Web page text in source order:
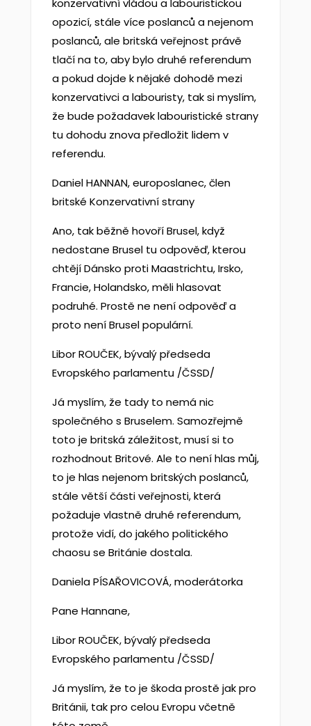
konzervativní vládou a labouristickou
opozicí, stále více poslanců a nejenom
poslanců, ale britská veřejnost právě
tlačí na to, aby bylo druhé referendum
a pokud dojde k nějaké dohodě mezi
konzervativci a labouristy, tak si myslím,
že bude požadavek labouristické strany
tu dohodu znova předložit lidem v
referendu.
Daniel HANNAN, europoslanec, člen
britské Konzervativní strany
Ano, tak běžně hovoří Brusel, když
nedostane Brusel tu odpověď, kterou
chtějí Dánsko proti Maastrichtu, Irsko,
Francie, Holandsko, měli hlasovat
podruhé. Prostě ne není odpověď a
proto není Brusel populární.
Libor ROUČEK, bývalý předseda
Evropského parlamentu /ČSSD/
Já myslím, že tady to nemá nic
společného s Bruselem. Samozřejmě
toto je britská záležitost, musí si to
rozhodnout Britové. Ale to není hlas můj,
to je hlas nejenom britských poslanců,
stále větší části veřejnosti, která
požaduje vlastně druhé referendum,
protože vidí, do jakého politického
chaosu se Británie dostala.
Daniela PÍSAŘOVICOVÁ, moderátorka
Pane Hannane,
Libor ROUČEK, bývalý předseda
Evropského parlamentu /ČSSD/
Já myslím, že to je škoda prostě jak pro
Británii, tak pro celou Evropu včetně